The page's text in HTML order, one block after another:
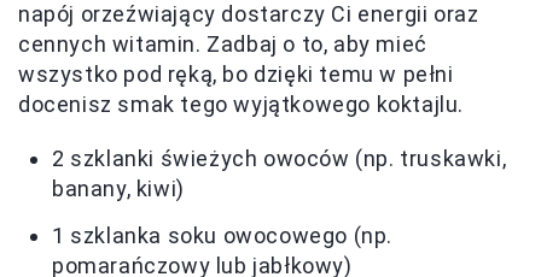
napój orzeźwiający dostarczy Ci energii oraz
cennych witamin. Zadbaj o to, aby mieć
wszystko pod ręką, bo dzięki temu w pełni
docenisz smak tego wyjątkowego koktajlu.
2 szklanki świeżych owoców (np. truskawki,
banany, kiwi)
1 szklanka soku owocowego (np.
pomarańczowy lub jabłkowy)